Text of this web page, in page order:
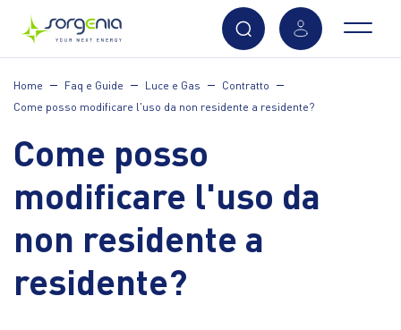
contenuto
Home Faq e Guide Luce e Gas
Contratto
Come posso modificare l'uso da non residente a residente?
Come posso
modificare l'uso da
non residente a
residente?